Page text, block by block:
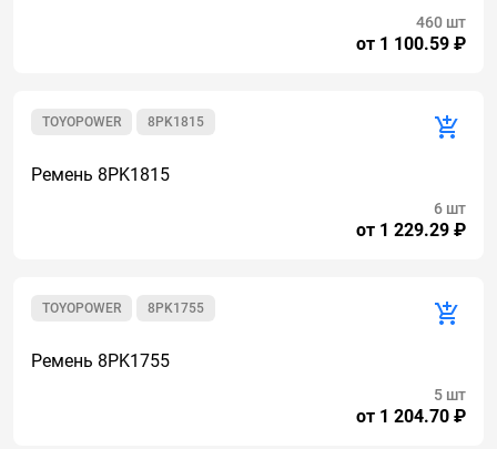
от 1 100.59 ₽
460 шт
8PK1815
TOYOPOWER
Ремень 8PK1815
от 1 229.29 ₽
6 шт
8PK1755
TOYOPOWER
Ремень 8PK1755
от 1 204.70 ₽
5 шт